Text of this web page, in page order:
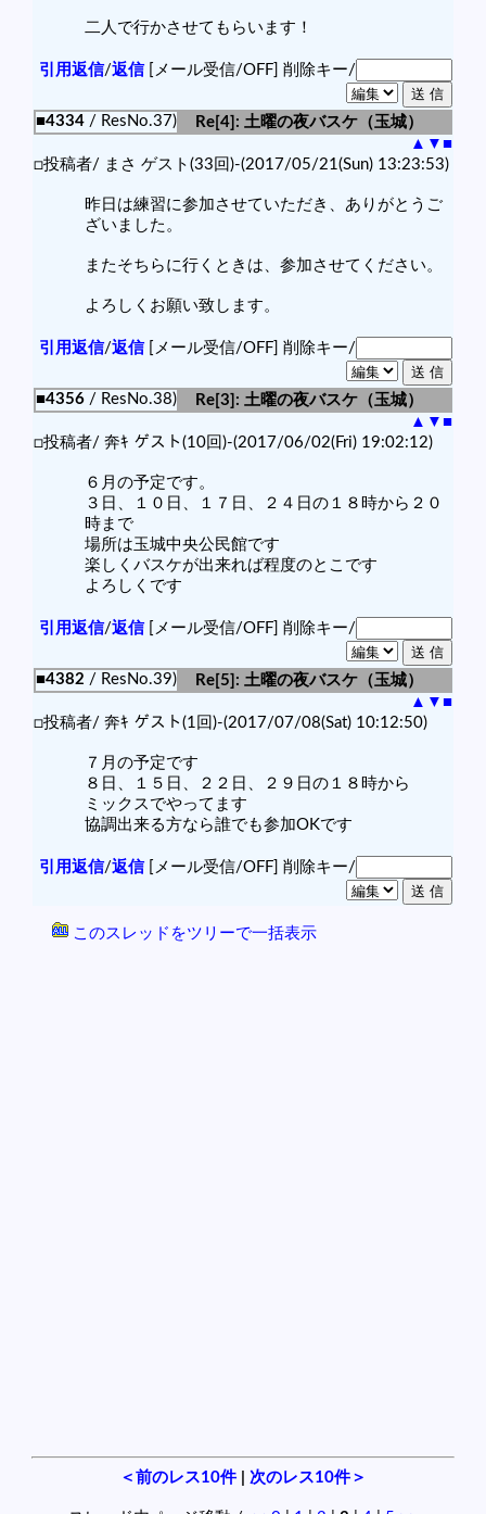
二人で行かさせてもらいます！
引用返信/返信[メール受信/OFF] 削除キー/
■4334 / ResNo.37)
Re[4]: 土曜の夜バスケ（玉城）
▲ ▼ ■
□投稿者/ まさ ゲスト(33回)-(2017/05/21(Sun) 13:23:53)
昨日は練習に参加させていただき、ありがとうご
ざいました。
またそちらに行くときは、参加させてください。
よろしくお願い致します。
引用返信/返信[メール受信/OFF] 削除キー/
■4356 / ResNo.38)
Re[3]: 土曜の夜バスケ（玉城）
▲ ▼ ■
□投稿者/ 奔ｷ ゲスト(10回)-(2017/06/02(Fri) 19:02:12)
６月の予定です。
３日、１０日、１７日、２４日の１８時から２０
時まで
場所は玉城中央公民館です
楽しくバスケが出来れば程度のとこです
よろしくです
引用返信/返信[メール受信/OFF] 削除キー/
■4382 / ResNo.39)
Re[5]: 土曜の夜バスケ（玉城）
▲ ▼ ■
□投稿者/ 奔ｷ ゲスト(1回)-(2017/07/08(Sat) 10:12:50)
７月の予定です
８日、１５日、２２日、２９日の１８時から
ミックスでやってます
協調出来る方なら誰でも参加OKです
引用返信/返信[メール受信/OFF] 削除キー/
このスレッドをツリーで一括表示
＜前のレス10件 次のレス10件＞